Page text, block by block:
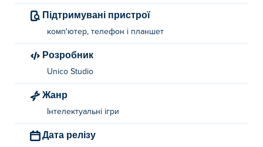
Підтримувані пристрої
комп'ютер, телефон і планшет
Розробник
Unico Studio
Жанр
Інтелектуальні ігри
Дата релізу